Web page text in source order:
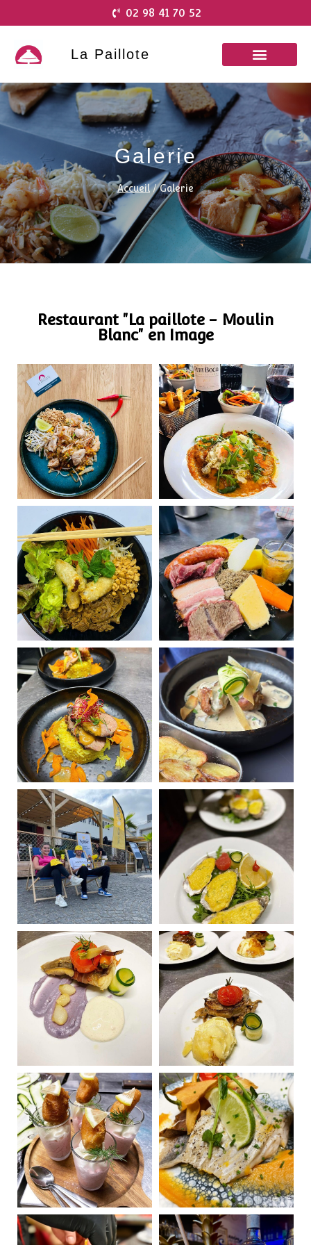
02 98 41 70 52
La Paillote
Galerie
Accueil / Galerie
Restaurant "La paillote - Moulin
Blanc" en Image